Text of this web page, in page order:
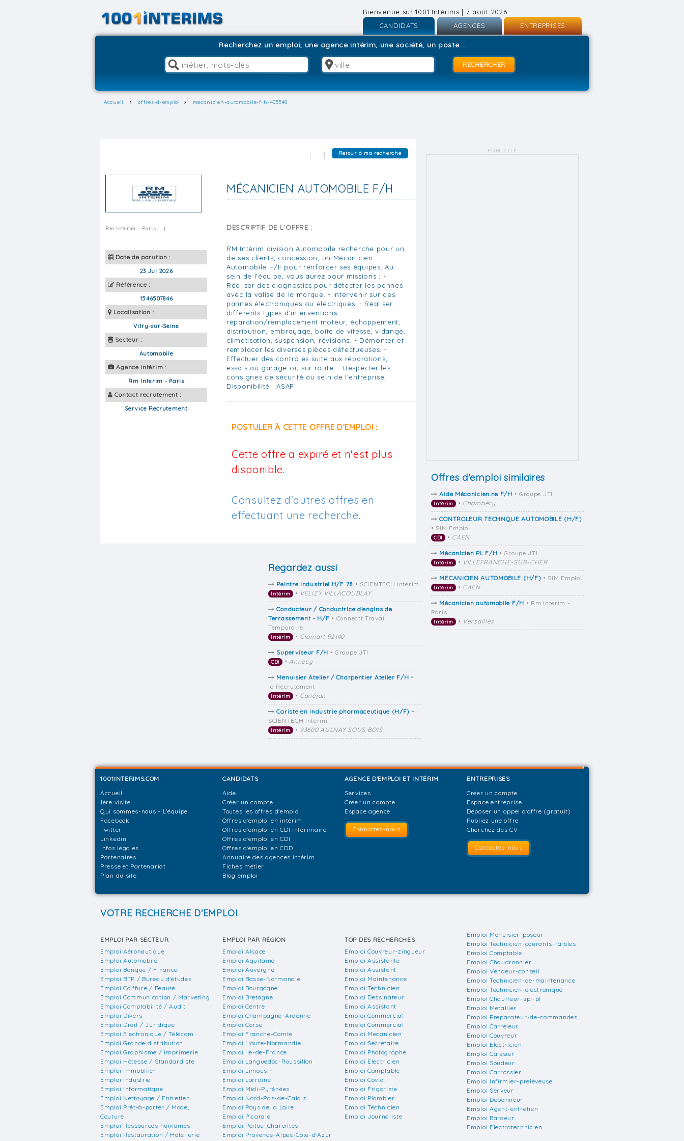
Bienvenue sur 1001 Intérims | 7 août 2026
CANDIDATS
Inscription
AGENCES
Inscription
Connexion
ENTREPRISES
Recherchez un emploi, une agence intérim, une société, un poste...
Accueil offres-d-emploi mecanicien-automobile-f-h-405548
Retour à ma recherche
MÉCANICIEN AUTOMOBILE F/H
Rm Interim - Paris |
Date de parution :
23 Jui 2026
Référence :
1546507846
Localisation :
Vitry-sur-Seine
Secteur :
Automobile
Agence intérim :
Rm Interim - Paris
Contact recrutement :
Service Recrutement
DESCRIPTIF DE L'OFFRE :
RM Intérim division Automobile recherche pour un
de ses clients, concession, un Mécanicien
Automobile H/F pour renforcer ses équipes. Au
sein de l'équipe, vous aurez pour missions : -
Réaliser des diagnostics pour détecter les pannes
avec la valise de la marque. - Intervenir sur des
pannes électroniques ou électriques. - Réaliser
différents types d'interventions :
réparation/remplacement moteur, échappement,
distribution, embrayage, boite de vitesse, vidange,
climatisation, suspension, révisions. - Démonter et
remplacer les diverses pièces défectueuses. -
Effectuer des contrôles suite aux réparations,
essais au garage ou sur route. - Respecter les
consignes de sécurité au sein de l'entreprise.
Disponibilité : ASAP
POSTULER À CETTE OFFRE D'EMPLOI :
Cette offre a expiré et n'est plus
disponible.
Consultez d'autres offres en
effectuant une recherche.
PUBLICITÉ
Offres d'emploi similaires
Aide Mécanicien.ne F/H • Groupe JTI
Intérim • Chambéry
CONTROLEUR TECHNQUE AUTOMOBILE (H/F)
• SIM Emploi
CDI • CAEN
Mécanicien PL F/H • Groupe JTI
Intérim • VILLEFRANCHE-SUR-CHER
MECANICIEN AUTOMOBILE (H/F) • SIM Emploi
Intérim • CAEN
Mécanicien automobile F/H • Rm Interim -
Paris
Intérim • Versailles
Regardez aussi
Peintre industriel H/F 78 • SCIENTECH Intérim
Intérim • VELIZY VILLACOUBLAY
Conducteur / Conductrice d'engins de
Terrassement - H/F • Connectt Travail
Temporaire
Intérim • Clamart 92140
Superviseur F/H • Groupe JTI
CDI • Annecy
Menuisier Atelier / Charpentier Atelier F/H •
Ia Recrutement
Intérim • Canéjan
Cariste en industrie pharmaceutique (H/F) •
SCIENTECH Intérim
Intérim • 93600 AULNAY SOUS BOIS
1001INTERIMS.COM
Accueil
1ère visite
Qui sommes-nous - L'équipe
Facebook
Twitter
Linkedin
Infos légales
Partenaires
Presse et Partenariat
Plan du site
CANDIDATS
Aide
Créer un compte
Toutes les offres d'emploi
Offres d'emploi en intérim
Offres d'emploi en CDI intérimaire
Offres d'emploi en CDI
Offres d'emploi en CDD
Annuaire des agences intérim
Fiches métier
Blog emploi
AGENCE D'EMPLOI ET INTÉRIM
Services
Créer un compte
Espace agence
Contactez-nous
ENTREPRISES
Créer un compte
Espace entreprise
Déposer un appel d'offre (gratuit)
Publiez une offre
Cherchez des CV
Contactez-nous
VOTRE RECHERCHE D'EMPLOI
EMPLOI PAR SECTEUR
Emploi Aéronautique
Emploi Automobile
Emploi Banque / Finance
Emploi BTP / Bureau d'études
Emploi Coiffure / Beauté
Emploi Communication / Marketing
Emploi Comptabilité / Audit
Emploi Divers
Emploi Droit / Juridique
Emploi Electronique / Télécom
Emploi Grande distribution
Emploi Graphisme / Imprimerie
Emploi Hôtesse / Standardiste
Emploi Immobilier
Emploi Industrie
Emploi Informatique
Emploi Nettoyage / Entretien
Emploi Prêt-à-porter / Mode,
Couture
Emploi Ressources humaines
Emploi Restauration / Hôtellerie
EMPLOI PAR RÉGION
Emploi Alsace
Emploi Aquitaine
Emploi Auvergne
Emploi Basse-Normandie
Emploi Bourgogne
Emploi Bretagne
Emploi Centre
Emploi Champagne-Ardenne
Emploi Corse
Emploi Franche-Comté
Emploi Haute-Normandie
Emploi Ile-de-France
Emploi Languedoc-Roussillon
Emploi Limousin
Emploi Lorraine
Emploi Midi-Pyrénées
Emploi Nord-Pas-de-Calais
Emploi Pays de la Loire
Emploi Picardie
Emploi Poitou-Charentes
Emploi Provence-Alpes-Côte-d'Azur
TOP DES RECHERCHES
Emploi Couvreur-zingueur
Emploi Assistante
Emploi Assistant
Emploi Maintenance
Emploi Technicien
Emploi Dessinateur
Emploi Assistant
Emploi Commercial
Emploi Commercial
Emploi Mecanicien
Emploi Secretaire
Emploi Photographe
Emploi Electricien
Emploi Comptable
Emploi Covid
Emploi Frigoriste
Emploi Plombier
Emploi Technicien
Emploi Journaliste
Emploi Menuisier-poseur
Emploi Technicien-courants-faibles
Emploi Comptable
Emploi Chaudronnier
Emploi Vendeur-conseil
Emploi Technicien-de-maintenance
Emploi Technicien-electronique
Emploi Chauffeur-spl-pl
Emploi Metallier
Emploi Preparateur-de-commandes
Emploi Carreleur
Emploi Couvreur
Emploi Electricien
Emploi Caissier
Emploi Soudeur
Emploi Carrossier
Emploi Infirmier-preleveuse
Emploi Serveur
Emploi Depanneur
Emploi Agent-entretien
Emploi Bardeur
Emploi Electrotechnicien